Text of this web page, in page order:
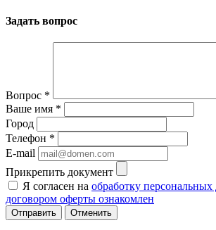
Задать вопрос
Вопрос *
Ваше имя *
Город
Телефон *
E-mail
Прикрепить документ
Я согласен на обработку
договором оферты ознакомлен
Отменить